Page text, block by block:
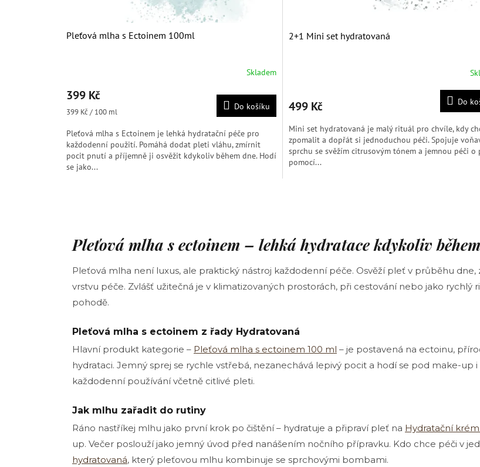
Pleťová mlha s Ectoinem 100ml
produktu
je
5,0
z
5
hvězdiček.
Skladem
399 Kč
Měrná
399 Kč / 100 ml
Do košíku
Pleťová mlha s Ectoinem je lehká hydratační péče pro
každodenní použití. Pomáhá dodat pleti vláhu, zmírnit
pocit pnutí a příjemně ji osvěžit kdykoliv během dne. Hodí
se jako...
2+1 Mini set hydratovaná
je
z
5
hvězdiček.
499 Kč Do
Mini set hydratovaná je malý rituál pro chvíle, kdy
zpomalit a dopřát si jednoduchou péči. Spojuje
sprchu se svěžím citrusovým tónem a jemnou péči o
pomocí...
d
a
í
p
ý
p
Pleťová mlha s ectoinem – lehká hydratace kdykoliv
Pleťová mlha není luxus, ale praktický nástroj každodenní péče. Osvěží pleť v průběhu
vrstvu péče. Zvlášť užitečná je v klimatizovaných prostorách, při cestování nebo jako
pohodě.
Pleťová mlha s ectoinem z řady Hydratovaná
Hlavní produkt kategorie – Pleťová mlha s ectoinem 100 ml – je postavená na ectoinu,
hydrataci. Jemný sprej se rychle vstřebá, nezanechává lepivý pocit a hodí se pod make-
každodenní používání včetně citlivé pleti.
Jak mlhu zařadit do rutiny
Ráno nastříkej mlhu jako první krok po čištění – hydratuje a připraví pleť na Hydratační
up. Večer poslouží jako jemný úvod před nanášením nočního přípravku. Kdo chce péči v
hydratovaná, který pleťovou mlhu kombinuje se sprchovými bombami.